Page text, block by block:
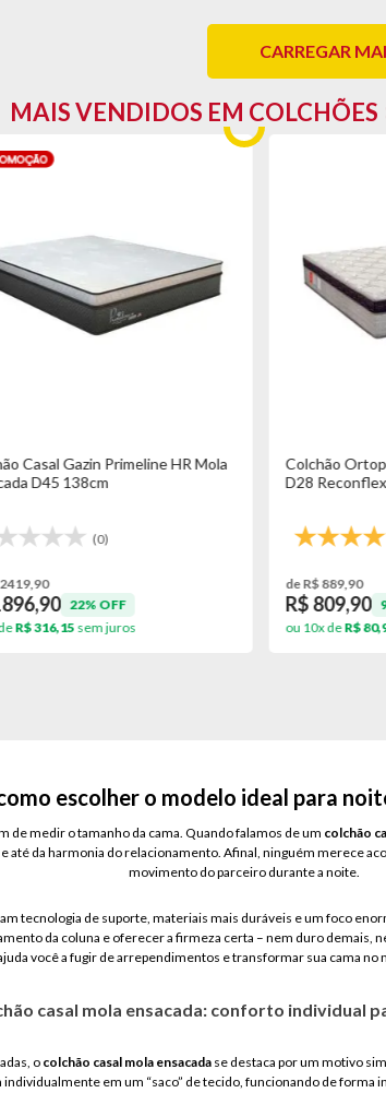
CARREGAR
MAIS VENDIDOS EM COLCHÕES
Casal Gazin Primeline HR Mola
D45 138cm
(0)
22% OFF
316,15sem juros
Colchão
D28 Reconflex
de R$ 889,90
R$ 809,90 9%
ou 10x deR$ 80,99
escolher o modelo ideal para
de medir o tamanho da cama. Quando falamos de um colchão
até da harmonia do relacionamento. Afinal, ninguém merece
movimento do parceiro durante a noite.
tecnologia de suporte, materiais mais duráveis e um foco
da coluna e oferecer a firmeza certa – nem duro demais,
você a fugir de arrependimentos e transformar sua cama no
casal mola ensacada: conforto individual
o colchão casal mola ensacadase destaca por um motivo
em um “saco” de tecido, funcionando de forma